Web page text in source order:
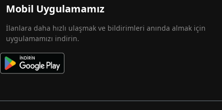
Mobil Uygulamamız
İlanlara daha hızlı ulaşmak ve bildirimleri anında almak için
uygulamamızı indirin.